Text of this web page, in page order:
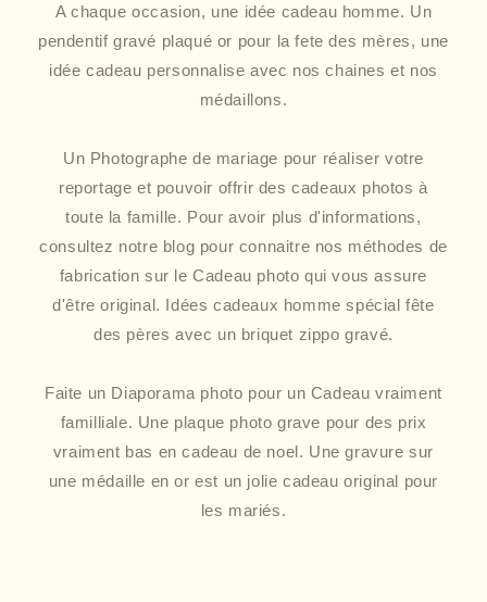
A chaque occasion, une idée cadeau homme. Un
pendentif gravé plaqué or pour la fete des mères, une
idée cadeau personnalise avec nos chaines et nos
médaillons.
Un Photographe de mariage pour réaliser votre
reportage et pouvoir offrir des cadeaux photos à
toute la famille. Pour avoir plus d'informations,
consultez notre blog pour connaitre nos méthodes de
fabrication sur le Cadeau photo qui vous assure
d'être original. Idées cadeaux homme spécial fête
des pères avec un briquet zippo gravé.
Faite un Diaporama photo pour un Cadeau vraiment
familliale. Une plaque photo grave pour des prix
vraiment bas en cadeau de noel. Une gravure sur
une médaille en or est un jolie cadeau original pour
les mariés.